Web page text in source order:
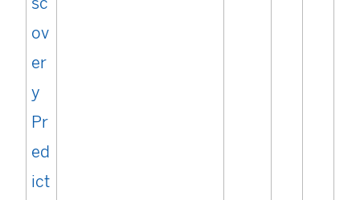
ov
er
y
Pr
ed
ict